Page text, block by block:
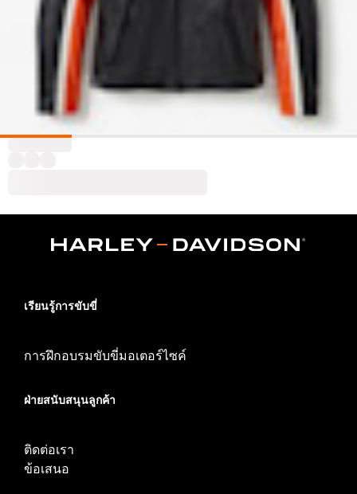
เรียนรู้การขับขี่
การฝึกอบรมขับขี่มอเตอร์ไซค์
ฝ่ายสนับสนุนลูกค้า
ติดต่อเรา
ข้อเสนอ